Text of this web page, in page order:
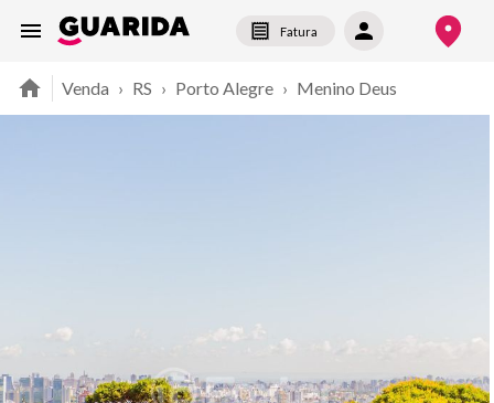
Fatura
Venda › RS › Porto Alegre › Menino Deus